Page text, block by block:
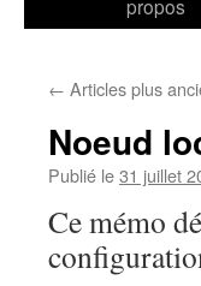
propos
← Articles plus
Noeud
Publié le31 juillet
Ce mémo